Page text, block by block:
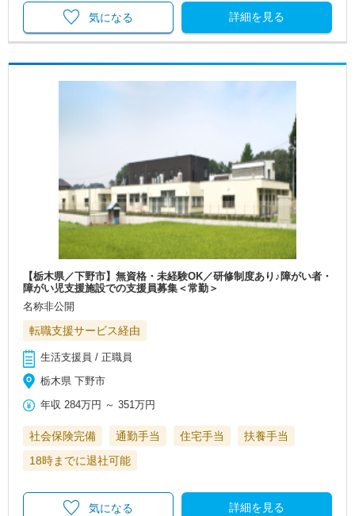
詳細を見る
気になる
【栃木県／下野市】無資格・未経験OK／研修制度あり♪障がい者・
障がい児支援施設での支援員募集＜常勤＞
名称非公開
転職支援サービス経由
生活支援員 / 正職員
栃木県 下野市
年収 284万円 ～351万円
社会保険完備 通勤手当 住宅手当
扶養手当
18時までに退社可能
詳細を見る
気になる